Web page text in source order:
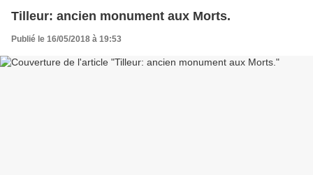
Tilleur: ancien monument aux Morts.
Publié le 16/05/2018 à 19:53